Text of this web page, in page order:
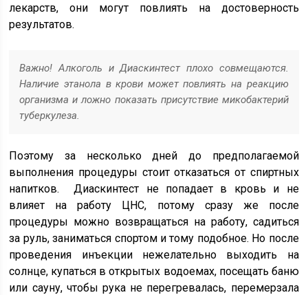
лекарств, они могут повлиять на достоверность
результатов.
Важно! Алкоголь и Диаскинтест плохо совмещаются.
Наличие этанола в крови может повлиять на реакцию
организма и ложно показать присутствие микобактерий
туберкулеза.
Поэтому за несколько дней до предполагаемой
выполнения процедуры стоит отказаться от спиртных
напитков. Диаскинтест не попадает в кровь и не
влияет на работу ЦНС, потому сразу же после
процедуры можно возвращаться на работу, садиться
за руль, заниматься спортом и тому подобное. Но после
проведения инъекции нежелательно выходить на
солнце, купаться в открытых водоемах, посещать баню
или сауну, чтобы рука не перегревалась, перемерзала